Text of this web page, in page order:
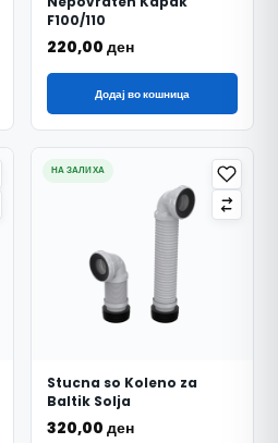
F100/110
220,00 ден
Додај во кошница
НА ЗАЛИХА
Stucna so Koleno za
Baltik Solja
320,00 ден